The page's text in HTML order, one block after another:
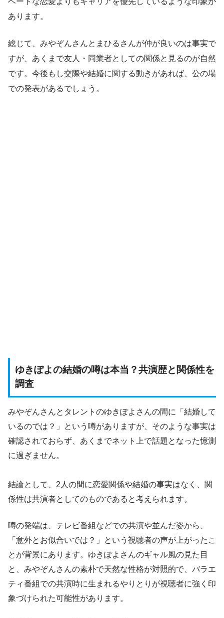
あります。
総じて、みやぞんさんとまひるさんが仲が良いのは事実で
すが、あくまで友人・同業者としての関係と見るのが自然
です。今後もし交際や結婚に関する動きがあれば、公の場
での発表があるでしょう。
ゆきぽよの結婚の噂は本当？共演歴と関係性を
調査
みやぞんさんとタレントのゆきぽよさんの間に「結婚して
いるのでは？」という噂がありますが、そのような事実は
確認されておらず、あくまでネット上で話題となった憶測
に過ぎません。
結論として、2人の間に恋愛関係や結婚の事実はなく、関
係性は共演者としてのものであると考えられます。
噂の発端は、テレビ番組などでの共演や並んだ姿から、
「意外とお似合いでは？」という視聴者の声が上がったこ
とが背景にあります。ゆきぽよさんのギャル風の見た目
と、みやぞんさんの素朴で天然な性格が対照的で、バラエ
ティ番組での共演時に生まれるやりとりが視聴者に強く印
象づけられた可能性があります。